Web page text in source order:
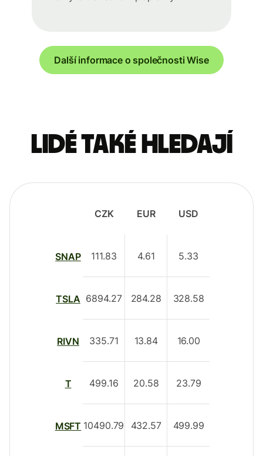
Další informace o společnosti Wise
Lidé také hledají
SNAP
TSLA
RIVN
T
MSFT
CZK
111.83
6894.27
335.71
499.16
10490.79
EUR
4.61
284.28
13.84
20.58
432.57
USD
5.33
328.58
16.00
23.79
499.99